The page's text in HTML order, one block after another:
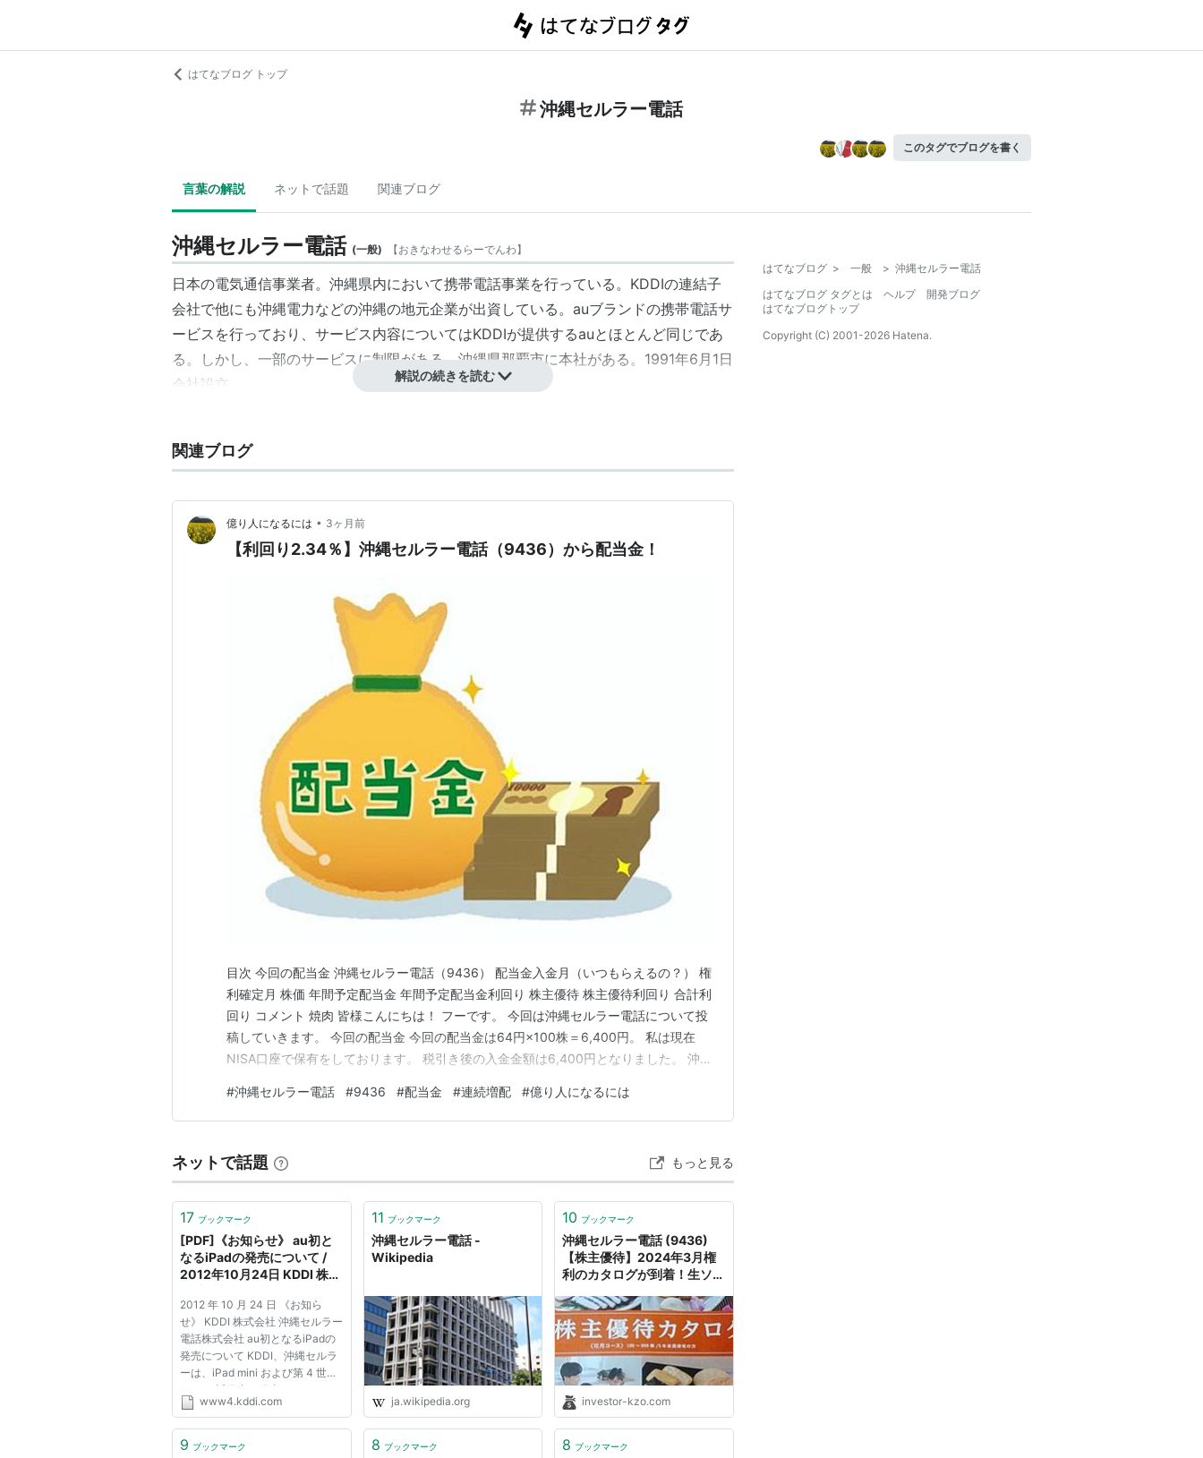
はてなブログ トップ
沖縄セルラー電話
このタグでブログを書く
言葉の解説 ネットで話題 関連ブログ
沖縄セルラー電話 (一般) 【おきなわせるらーでんわ】
日本の電気通信事業者。沖縄県内において携帯電話事業を行っている。KDDIの連結子
会社で他にも沖縄電力などの沖縄の地元企業が出資している。auブランドの携帯電話サ
ービスを行っており、サービス内容についてはKDDIが提供するauとほとんど同じであ
る。しかし、一部のサービスに制限がある。沖縄県那覇市に本社がある。1991年6月1日
会社設立。
解説の続きを読む
関連ブログ
億り人になるには • 3ヶ月前
【利回り2.34％】沖縄セルラー電話（9436）から配当金！
目次 今回の配当金 沖縄セルラー電話（9436） 配当金入金月（いつもらえるの？） 権
利確定月 株価 年間予定配当金 年間予定配当金利回り 株主優待 株主優待利回り 合計利
回り コメント 焼肉 皆様こんにちは！ フーです。 今回は沖縄セルラー電話について投
稿していきます。 今回の配当金 今回の配当金は64円×100株＝6,400円。 私は現在
NISA口座で保有をしております。 税引き後の入金金額は6,400円となりました。 沖縄
金月（いつもらえるの？） 6月と12月 権利確定月 3月 株価 3,375円（単元株1…
#沖縄セルラー電話 #9436 #配当金 #連続増配 #億り人になるには
ネットで話題 もっと見る
17 ブックマーク
[PDF]《お知らせ》 au初と
なるiPadの発売について /
2012年10月24日 KDDI 株式
会社
2012 年 10 月 24 日 《お知ら
せ》 KDDI 株式会社 沖縄セルラー
電話株式会社 au初となるiPadの
発売について KDDI、沖縄セルラ
ーは、iPad mini および第 4 世代
iPad を近日中に発売します。
iPad 向けに、お客 さまの使い方
だけるようにご用意し、お客さま
www4.kddi.com
11 ブックマーク
沖縄セルラー電話 -
Wikipedia
ja.wikipedia.org
10 ブックマーク
沖縄セルラー電話 (9436)
【株主優待】2024年3月権
利のカタログが到着！生ソー
オハコルテオリジナルギフト
などが選べます！｜くきの楽
しい投資生活
investor-kzo.com
9 ブックマーク 8 ブックマーク 8 ブックマーク
はてなブログ > 一般 > 沖縄セルラー電話
はてなブログ タグとは
ヘルプ
開発ブログ
はてなブログトップ
Copyright (C) 2001-2026 Hatena.